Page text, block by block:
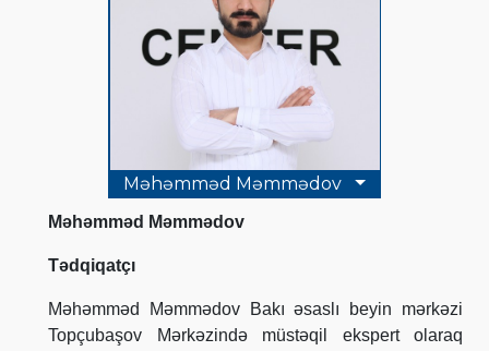
Məhəmməd Məmmədov
Məhəmməd Məmmədov
Tədqiqatçı
Məhəmməd Məmmədov Bakı əsaslı beyin mərkəzi
Topçubaşov Mərkəzində müstəqil ekspert olaraq